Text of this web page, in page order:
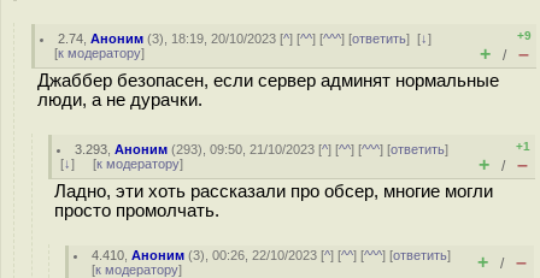
2.74 ,Аноним (3), 18:19, 20/10/2023 [^] [^^] [^^^] [ответить][↓]
[к модератору]
+9
+ / –
Джаббер безопасен, если сервер админят нормальные
люди, а не дурачки.
3.293 ,Аноним (293), 09:50, 21/10/2023 [^] [^^] [^^^] [ответить]
[↓] [к модератору]
+1
+ / –
Ладно, эти хоть рассказали про обсер, многие могли
просто промолчать.
4.410 ,Аноним (3), 00:26, 22/10/2023 [^] [^^] [^^^] [ответить]
[к модератору] + / –